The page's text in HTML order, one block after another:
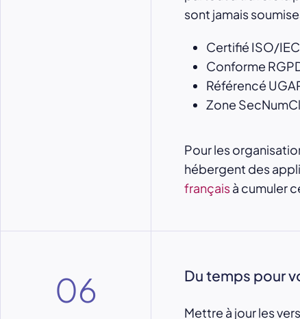
sont jamais
Certifié ISO/
Conforme
Référencé
Zone
Pour les
hébergent des
françaisà cumuler
06 Du temps pour
Mettre à jour les